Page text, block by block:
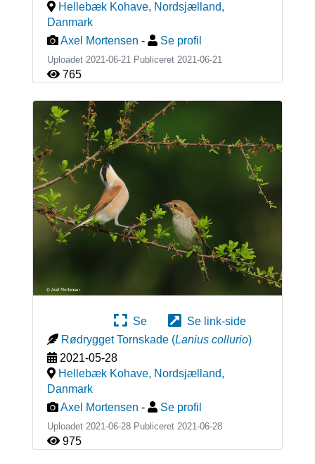
Hellebæk Kohave, Nordsjælland,
Danmark
Axel Mortensen - Se profil
Uploadet 2021-06-21 Publiceret 2021-06-21
765
Se
Se link-side
Rødrygget Tornskade (Lanius collurio)
2021-05-28
Hellebæk Kohave, Nordsjælland,
Danmark
Axel Mortensen - Se profil
Uploadet 2021-06-28 Publiceret 2021-06-28
975